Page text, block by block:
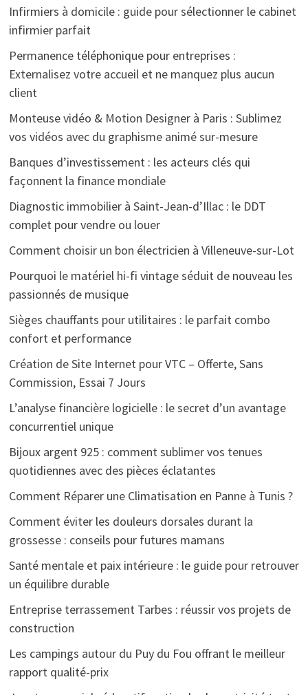
Infirmiers à domicile : guide pour sélectionner le cabinet
infirmier parfait
Permanence téléphonique pour entreprises :
Externalisez votre accueil et ne manquez plus aucun
client
Monteuse vidéo & Motion Designer à Paris : Sublimez
vos vidéos avec du graphisme animé sur-mesure
Banques d’investissement : les acteurs clés qui
façonnent la finance mondiale
Diagnostic immobilier à Saint-Jean-d’Illac : le DDT
complet pour vendre ou louer
Comment choisir un bon électricien à Villeneuve-sur-Lot
Pourquoi le matériel hi-fi vintage séduit de nouveau les
passionnés de musique
Sièges chauffants pour utilitaires : le parfait combo
confort et performance
Création de Site Internet pour VTC – Offerte, Sans
Commission, Essai 7 Jours
L’analyse financière logicielle : le secret d’un avantage
concurrentiel unique
Bijoux argent 925 : comment sublimer vos tenues
quotidiennes avec des pièces éclatantes
Comment Réparer une Climatisation en Panne à Tunis ?
Comment éviter les douleurs dorsales durant la
grossesse : conseils pour futures mamans
Santé mentale et paix intérieure : le guide pour retrouver
un équilibre durable
Entreprise terrassement Tarbes : réussir vos projets de
construction
Les campings autour du Puy du Fou offrant le meilleur
rapport qualité-prix